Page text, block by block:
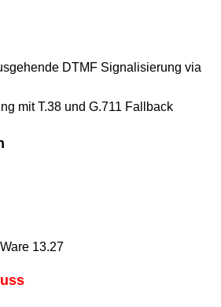
DTMF Signalisierung via
mit T.38 und G.711 Fallback
13.27